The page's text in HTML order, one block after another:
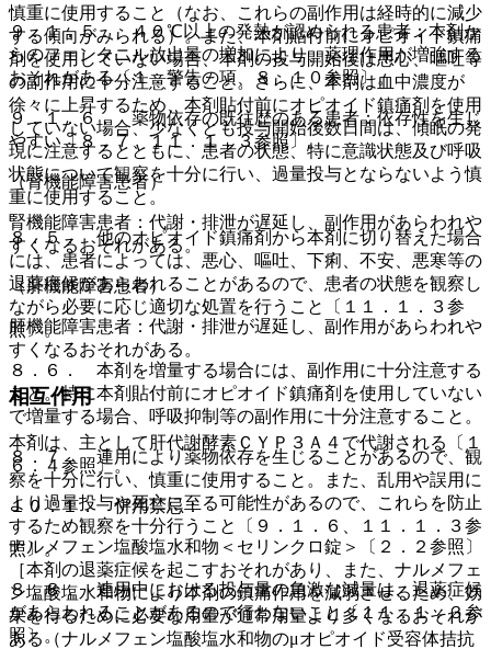
９．１．５． ４０℃以上の発熱が認められる患者：本剤か
らのフェンタニル放出量の増加により、薬理作用が増強する
おそれがある〔１．警告の項、８．１０参照〕。
９．１．６． 薬物依存の既往歴のある患者：依存性を生じ
やすい〔８．７、１１．１．３参照〕。
（腎機能障害患者）
腎機能障害患者：代謝・排泄が遅延し、副作用があらわれや
すくなるおそれがある。
（肝機能障害患者）
肝機能障害患者：代謝・排泄が遅延し、副作用があらわれや
すくなるおそれがある。
相互作用
本剤は、主として肝代謝酵素ＣＹＰ３Ａ４で代謝される〔１
６．４参照〕。
１０．１． 併用禁忌：
ナルメフェン塩酸塩水和物＜セリンクロ錠＞〔２．２参照〕
［本剤の退薬症候を起こすおそれがあり、また、ナルメフェ
ン塩酸塩水和物により本剤の鎮痛作用を減弱させるため、効
果を得るために必要な用量が通常用量より多くなるおそれが
ある（ナルメフェン塩酸塩水和物のμオピオイド受容体拮抗
慎重に使用すること（なお、これらの副作用は経時的に減少
する傾向がみられる）。また、本剤貼付前にオピオイド鎮痛
剤を使用していない場合、本剤の投与開始後は悪心、嘔吐等
の副作用に十分注意すること。さらに、本剤は血中濃度が
徐々に上昇するため、本剤貼付前にオピオイド鎮痛剤を使用
していない場合、少なくとも投与開始後数日間は、傾眠の発
現に注意するとともに、患者の状態、特に意識状態及び呼吸
状態について観察を十分に行い、過量投与とならないよう慎
重に使用すること。
８．５． 他のオピオイド鎮痛剤から本剤に切り替えた場合
には、患者によっては、悪心、嘔吐、下痢、不安、悪寒等の
退薬症候があらわれることがあるので、患者の状態を観察し
ながら必要に応じ適切な処置を行うこと〔１１．１．３参
照〕。
８．６． 本剤を増量する場合には、副作用に十分注意する
こと。特に本剤貼付前にオピオイド鎮痛剤を使用していない
で増量する場合、呼吸抑制等の副作用に十分注意すること。
８．７． 連用により薬物依存を生じることがあるので、観
察を十分に行い、慎重に使用すること。また、乱用や誤用に
より過量投与や死亡に至る可能性があるので、これらを防止
するため観察を十分行うこと〔９．１．６、１１．１．３参
照〕。
８．８． 連用中における投与量の急激な減量は、退薬症候
があらわれることがあるので行わないこと〔１１．１．３参
照〕。